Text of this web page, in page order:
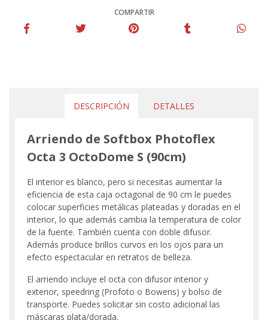
COMPARTIR
DESCRIPCIÓN DETALLES
Arriendo de Softbox Photoflex
Octa 3 OctoDome S (90cm)
El interior es blanco, pero si necesitas aumentar la
eficiencia de esta caja octagonal de 90 cm le puedes
colocar superficies metálicas plateadas y doradas en el
interior, lo que además cambia la temperatura de color
de la fuente. También cuenta con doble difusor.
Además produce brillos curvos en los ojos para un
efecto espectacular en retratos de belleza.
El arriendo incluye el octa con difusor interior y
exterior, speedring (Profoto o Bowens) y bolso de
transporte. Puedes solicitar sin costo adicional las
máscaras plata/dorada.